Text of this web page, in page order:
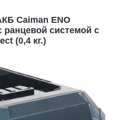
Caiman ENO
ранцевой системой с
(0,4 кг.)